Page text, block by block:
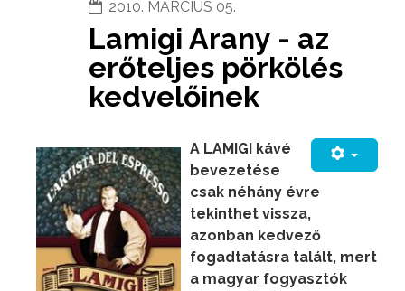
2010. MÁRCIUS 05.
Lamigi Arany - az
erőteljes pörkölés
kedvelőinek
A LAMIGI kávé
bevezetése
csak néhány évre
tekinthet vissza,
azonban kedvező
fogadtatásra talált, mert
a magyar fogyasztók